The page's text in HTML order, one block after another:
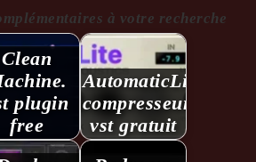
à votre recherche
Clean
plugin
free
AutomaticLite.
compresseur
vst gratuit